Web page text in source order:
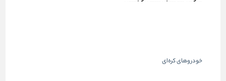
خودروهای کره‌ای